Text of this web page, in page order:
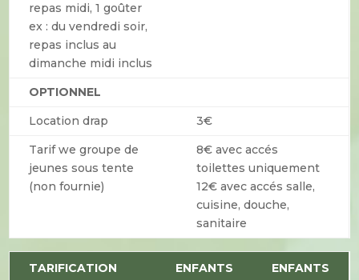
repas midi, 1 goûter
ex : du vendredi soir,
repas inclus au
dimanche midi inclus
OPTIONNEL
Location drap
3€
Tarif we groupe de
jeunes sous tente
(non fournie)
8€ avec accés
toilettes uniquement
12€ avec accés salle,
cuisine, douche,
sanitaire
TARIFICATION
ENFANTS
ENFANTS